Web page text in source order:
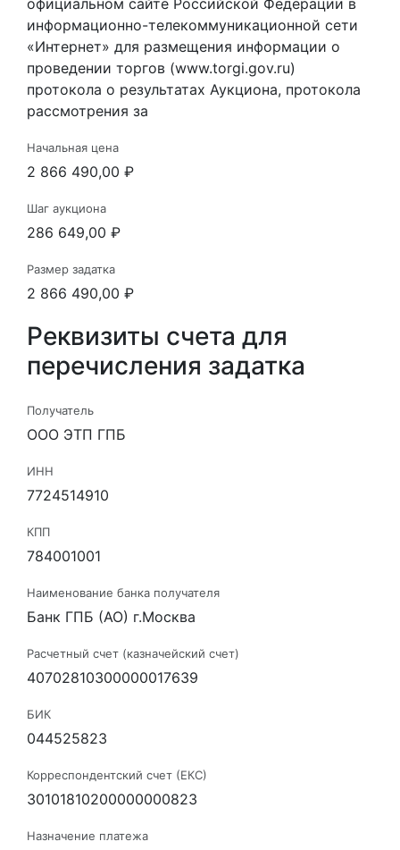
официальном сайте Российской Федерации в
информационно-телекоммуникационной сети
«Интернет» для размещения информации о
проведении торгов (www.torgi.gov.ru)
протокола о результатах Аукциона, протокола
рассмотрения за
Начальная цена
2 866 490,00 ₽
Шаг аукциона
286 649,00 ₽
Размер задатка
2 866 490,00 ₽
Реквизиты счета для
перечисления задатка
Получатель
ООО ЭТП ГПБ
ИНН
7724514910
КПП
784001001
Наименование банка получателя
Банк ГПБ (АО) г.Москва
Расчетный счет (казначейский счет)
40702810300000017639
БИК
044525823
Корреспондентский счет (ЕКС)
30101810200000000823
Назначение платежа